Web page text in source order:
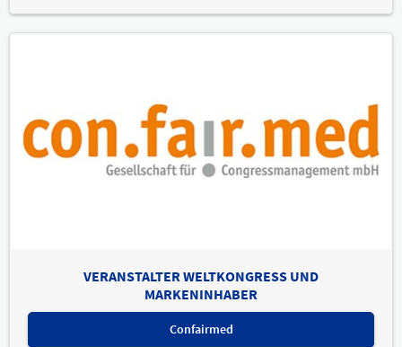
VERANSTALTER WELTKONGRESS UND
MARKENINHABER
Confairmed